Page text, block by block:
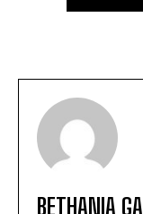
BETHANIA